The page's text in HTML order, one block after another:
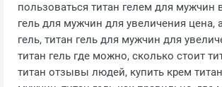
пользоваться титан гелем для мужчин
гель для мужчин для увеличения цена,
гель, титан гель для мужчин для
титан гель где можно, сколько стоит
титан отзывы людей, купить крем